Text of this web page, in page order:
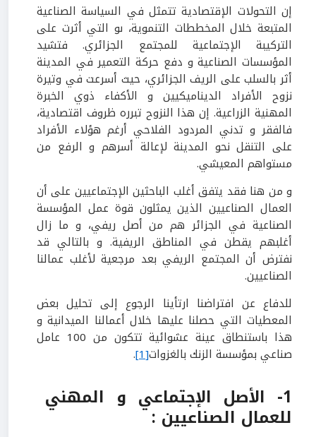
إن التحولات الإقتصادية تتمثل في السياسة الصناعية
المتبعة خلال المخططات التنموية، ىو التي أثرت على
التركيبة الإجتماعية للمجتمع الجزائري. فتشيد
المؤسسات الصناعية و دفع حركة التعمير في المدينة
أثر بالسلب على الريف الجزائري، حيث أسرعت في وتيرة
نزوح الأفراد الديناميكيين و الأكفاء ذوي الخبرة
المهنية الزراعية. إن هذا النزوح تبرره ظروف اقتصادية،
فالفقر و تدني المردود الفلاحي أرغم هؤلاء الأفراد
على التنقل نحو المدينة لإعالة أسرهم و الرفع من
مستواهم المعيشي.
و من هنا فقد يتفق أغلب الباحثين الإجتماعيين على أن
العمال الصناعيين الذين يمثلون قوة عمل المؤسسة
الصناعية في الجزائر هم من أصل ريفي، و ما زال
أغلبهم يقطن في المناطق الريفية. و بالتالي قد
نفترض أن المجتمع الريفي بعد مرجعية لأغلب عمالنا
الصناعيين.
للدفاع عن افتراضنا ارتأينا الرجوع إلى تحليل بعض
المعطيات التي حصلنا عليها خلال أعمالنا الميدانية و
هذا باستنطاق عينة عشوائية تتكون من 100 عامل
صناعي بمؤسسة الزنك بالغزوات[1]
.
1- الأصل الإجتماعي و المهني
للعمال الصناعيين :